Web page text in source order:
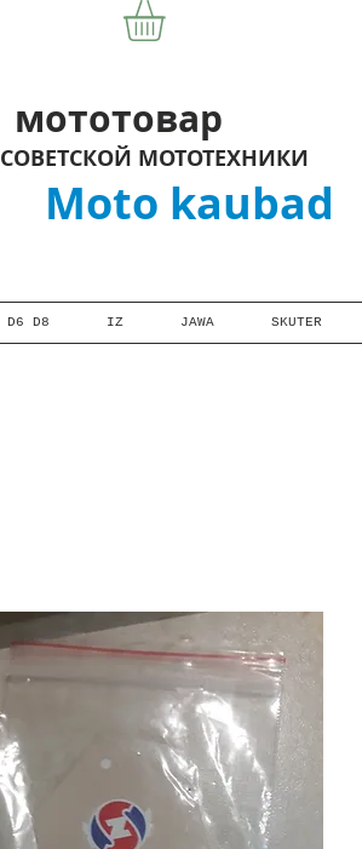
МОТОТЕХНИКИ
Moto kaubad
D6 D8 IZ JAWA SKUTER